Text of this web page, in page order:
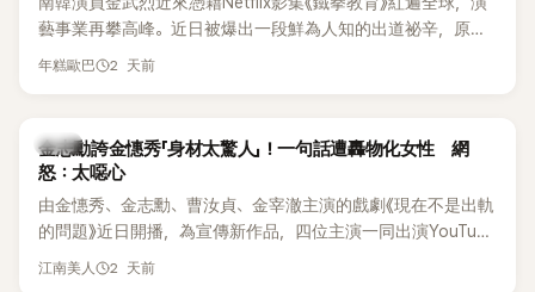
李智惠言語辱罵、動手等爭議，最終團體於 2002 年解散。 團
體解散後，李智惠轉型 solo，靠著綜藝與歌唱實力持續活躍演
藝圈。據悉，她當年能加入 S#arp，也與 李尚敏 的賞識有關。
感情方面，李智惠於 2017 年與圈外男友結婚，婚後育有兩個
目，她經營的 YouTube 頻道也即將突破百萬訂閱，近年內容深
受網友喜愛，再度迎來事業第二春。
藝事業再攀高峰。近日被爆出一段鮮為人知的出道祕辛，原來
他當年差點不是以演員身分出道，而是成為男團偶像的一員。
年糕歐巴 2 天前
韓星
金志勳誇金憓秀「身材太驚人」！一句話遭轟物化女性 網
怒：太噁心
由金憓秀、金志勳、曹汝貞、金宰澈主演的戲劇《現在不是出軌
的問題》近日開播，為宣傳新作品，四位主演一同出演YouTube
節目，不料訪談中的一段發言卻意外掀起爭議。不少網友認
江南美人 2 天前